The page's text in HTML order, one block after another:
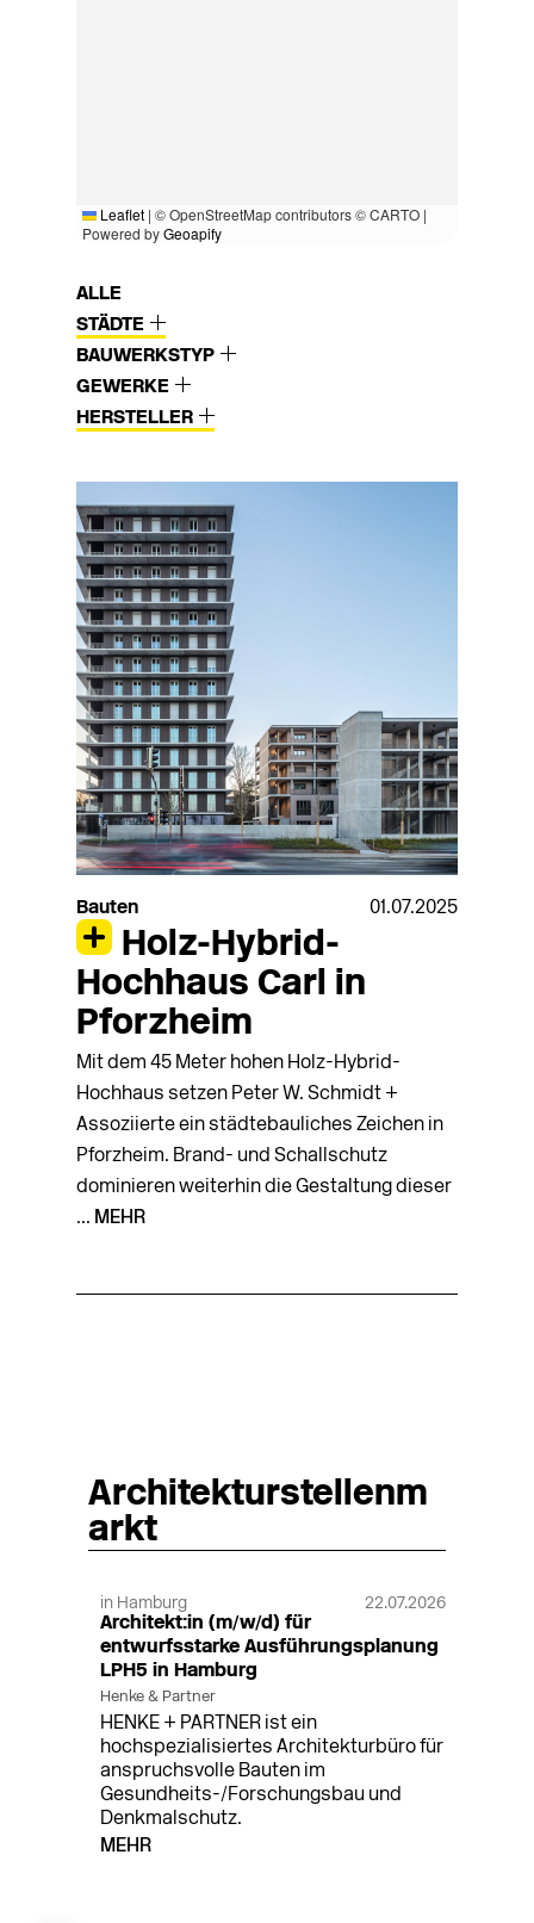
Leaflet | © OpenStreetMap contributors © CARTO |
Powered byGeoapify
ALLE
STÄDTE
BAUWERKSTYP
GEWERKE
HERSTELLER
Bauten 01.07.2025
Holz-Hybrid-
Hochhaus Carl in
Pforzheim
Mit dem 45 Meter hohen Holz-Hybrid-
Hochhaus setzen Peter W. Schmidt +
Assoziierte ein städtebauliches Zeichen in
Pforzheim. Brand- und Schallschutz
dominieren weiterhin die Gestaltung dieser
... MEHR
Architekturstellenm
arkt
in Hamburg 22.07.2026
Architekt:in (m/w/d) für
entwurfsstarke Ausführungsplanung
LPH5 in Hamburg
Henke & Partner
HENKE + PARTNER ist ein
hochspezialisiertes Architekturbüro für
anspruchsvolle Bauten im
Gesundheits-/Forschungsbau und
Denkmalschutz.
MEHR